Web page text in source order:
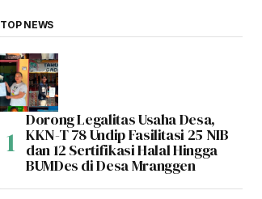
TOP NEWS
Dorong Legalitas Usaha Desa,
KKN-T 78 Undip Fasilitasi 25 NIB
dan 12 Sertifikasi Halal Hingga
BUMDes di Desa Mranggen